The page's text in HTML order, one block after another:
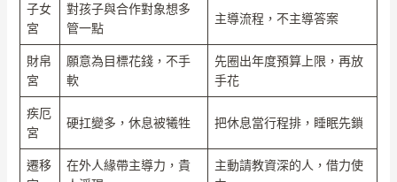
子女
宮
對孩子與合作對象想多
管一點
主導流程，不主導答案
財帛
宮
願意為目標花錢，不手
軟
先圈出年度預算上限，再放
手花
疾厄
宮
硬扛變多，休息被犧牲 把休息當行程排，睡眠先鎖
遷移
在外人緣帶主導力，貴
主動請教資深的人，借力使